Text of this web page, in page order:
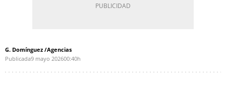
G. Domínguez /Agencias
Publicada9 mayo 202600:40h